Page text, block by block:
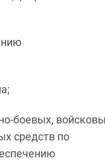
боевых,
средств по